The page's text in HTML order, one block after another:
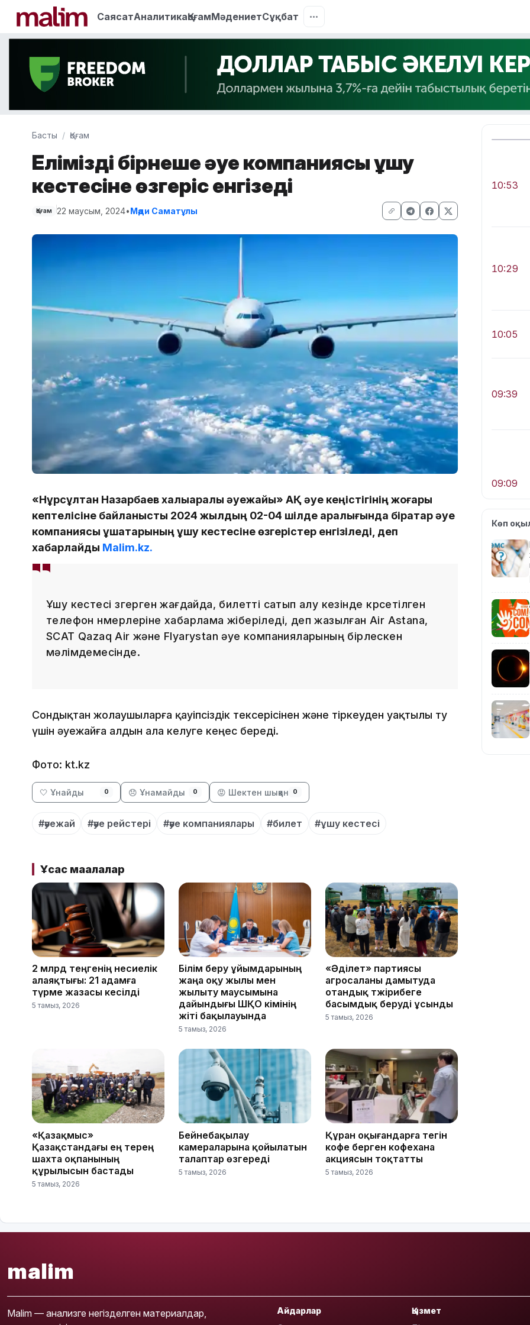
СаясатАналитикаҚоғамМәдениетСұқбат
Басты Қоғам
Еліміздің бірнеше әуе компаниясы ұшу
кестесіне өзгеріс енгізеді
Қоғам 22 маусым, 2024•Мәди Саматұлы
«Нұрсұлтан Назарбаев халықаралық әуежайы» АҚ әуе кеңістігінің жоғары
кептелісіне байланысты 2024 жылдың 02-04 шілде аралығында бірқатар әуе
компаниясы ұшатарының ұшу кестесіне өзгерістер енгізіледі, деп
хабарлайды Malim.kz.
Ұшу кестесі өзгерген жағдайда, билетті сатып алу кезінде көрсетілген
телефон нөмерлеріне хабарлама жіберіледі, деп жазылған Air Astana,
SCAT Qazaq Air және Flyarystan әуе компанияларының бірлескен
мәлімдемесінде.
Сондықтан жолаушыларға қауіпсіздік тексерісінен және тіркеуден уақтылы өту
үшін әуежайға алдын ала келуге кеңес береді.
Фото: kt.kz
🤍 Ұнайды 0 😞 Ұнамайды 0 😡 Шектен шыққан 0
#әуежай #әуе рейстері #әуе компаниялары #билет #ұшу кестесі
Ұқсас мақалалар
2 млрд теңгенің несиелік
алаяқтығы: 21 адамға
түрме жазасы кесілді
5 тамыз, 2026
Білім беру ұйымдарының
жаңа оқу жылы мен
жылыту маусымына
дайындығы ШҚО әкімінің
жіті бақылауында
5 тамыз, 2026
«Әділет» партиясы
агросаланы дамытуда
отандық тәжірибеге
басымдық беруді ұсынды
5 тамыз, 2026
«Қазақмыс»
Қазақстандағы ең терең
шахта оқпанының
құрылысын бастады
5 тамыз, 2026
Бейнебақылау
камераларына қойылатын
талаптар өзгереді
5 тамыз, 2026
Құран оқығандарға тегін
кофе берген кофехана
акциясын тоқтатты
5 тамыз, 2026
10:53
10:29
10:05
09:39
09:09
08:12
08:10
07:37
Көп
malim
Malim — анализге негізделген материалдар,
Айдарлар Қызмет